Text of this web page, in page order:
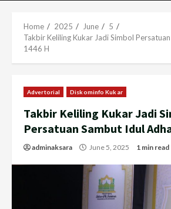
Home 2025 June
5
Takbir Keliling Kukar Jadi Simbol
1446 H
Advertorial Diskominfo Kukar
Takbir Keliling Kukar Jadi
Persatuan Sambut Idul
adminaksara June 5, 2025 1 min read